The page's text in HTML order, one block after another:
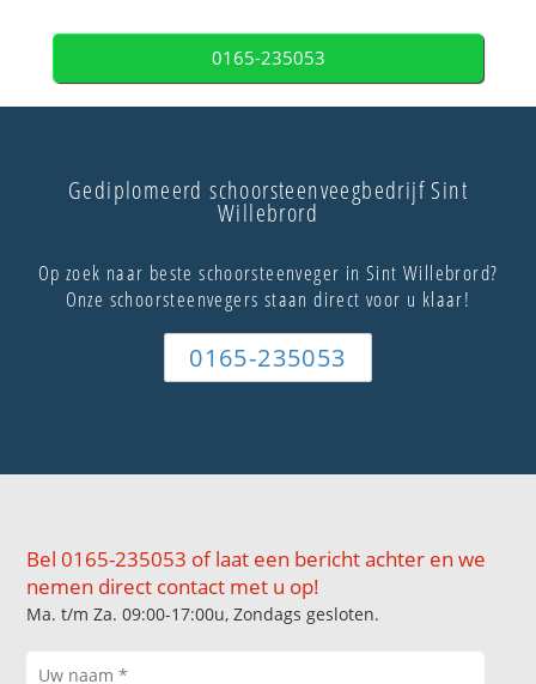
0165-235053
Gediplomeerd schoorsteenveegbedrijf Sint
Willebrord
Op zoek naar beste schoorsteenveger in Sint Willebrord?
Onze schoorsteenvegers staan direct voor u klaar!
0165-235053
Bel 0165-235053 of laat een bericht achter en we
nemen direct contact met u op!
Ma. t/m Za. 09:00-17:00u, Zondags gesloten.